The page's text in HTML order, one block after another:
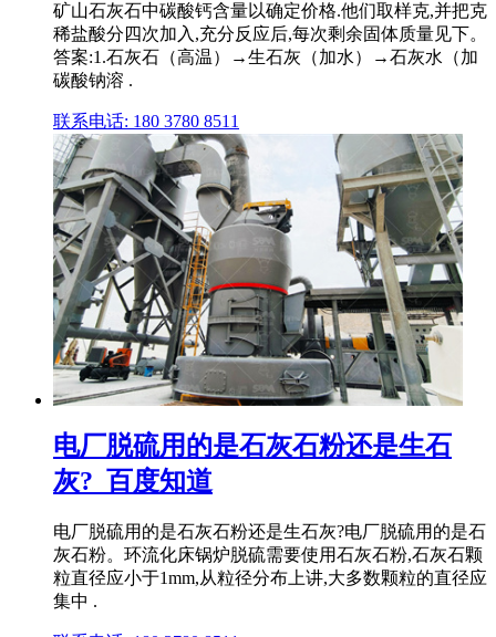
矿山石灰石中碳酸钙含量以确定价格.他们取样克,并把克
稀盐酸分四次加入,充分反应后,每次剩余固体质量见下。
答案:1.石灰石（高温）→生石灰（加水）→石灰水（加
碳酸钠溶 .
联系电话: 180 3780 8511
电厂脱硫用的是石灰石粉还是生石
灰?_百度知道
电厂脱硫用的是石灰石粉还是生石灰?电厂脱硫用的是石
灰石粉。环流化床锅炉脱硫需要使用石灰石粉,石灰石颗
粒直径应小于1mm,从粒径分布上讲,大多数颗粒的直径应
集中 .